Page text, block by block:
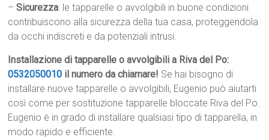
–Sicurezza: le tapparelle o avvolgibili in buone condizioni
contribuiscono alla sicurezza della tua casa, proteggendola
da occhi indiscreti e da potenziali intrusi.
Installazione di tapparelle o avvolgibili a Riva del Po:
0532050010 il numero da chiamare! Se hai bisogno di
installare nuove tapparelle o avvolgibili, Eugenio può aiutarti
così come per sostituzione tapparelle bloccate Riva del Po.
Eugenio è in grado di installare qualsiasi tipo di tapparella, in
modo rapido e efficiente.